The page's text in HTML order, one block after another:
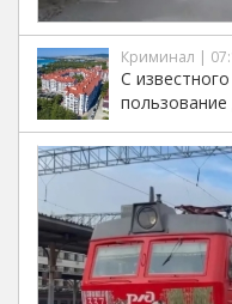
Криминал |
С